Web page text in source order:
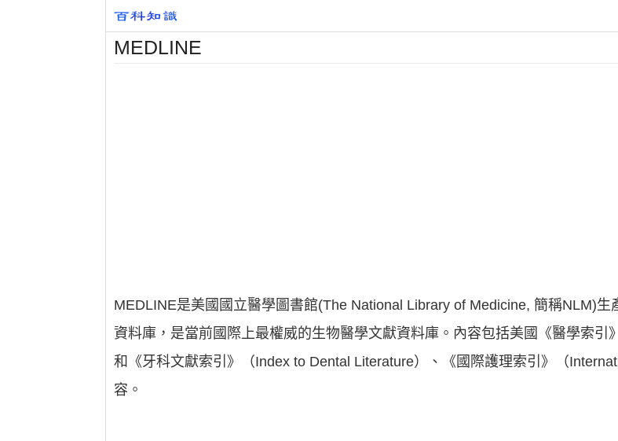
MEDLINE
MEDLINE是美國國立醫學圖書館(The National Library of Medicine, 簡稱NLM)生
資料庫，是當前國際上最權威的生物醫學文獻資料庫。內容包括美國《醫學索引
和《牙科文獻索引》（Index to Dental Literature）、《國際護理索引》（
容。